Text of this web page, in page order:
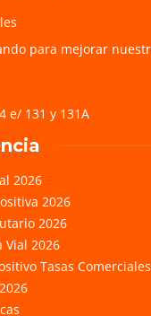
para mejorar
e/ 131 y 131A
2026
2026
2026
Vial 2026
Tasas